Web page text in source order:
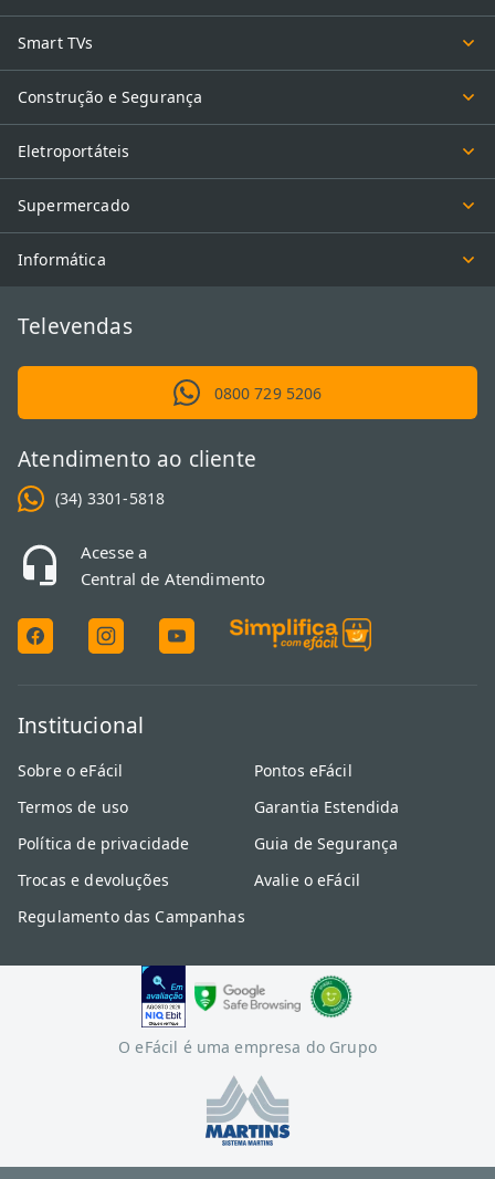
Smart TVs
Construção e Segurança
Eletroportáteis
Supermercado
Informática
Televendas
0800 729 5206
Atendimento ao cliente
(34) 3301-5818
Acesse a
Central de Atendimento
Institucional
Sobre o eFácil
Termos de uso
Política de privacidade
Trocas e devoluções
Regulamento das Campanhas
Pontos eFácil
Garantia Estendida
Guia de Segurança
Avalie o eFácil
O eFácil é uma empresa do Grupo